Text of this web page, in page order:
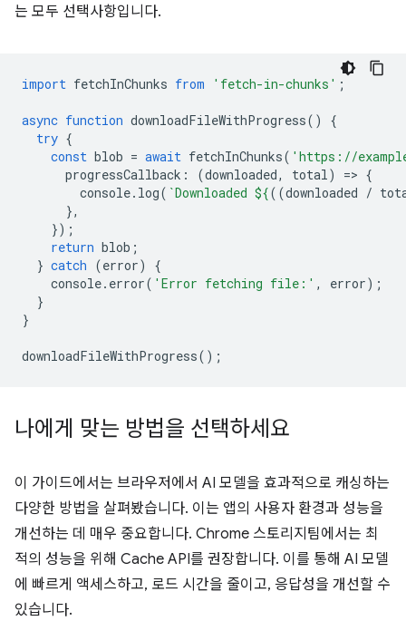
는 모두 선택사항입니다.
import fetchInChunks from 'fetch-in-chunks' ;
async function downloadFileWithProgress()
{
try {
const blob = await fetchInChunks( 'https://
progressCallback : (downloaded, total) => {
console. log( `Downloaded ${((downloaded /
},
});
return blob ;
} catch (error)
{
console. error( 'Error fetching file:' , error);
}
}
downloadFileWithProgress();
나에게 맞는 방법을 선택하세요
이 가이드에서는 브라우저에서 AI 모델을 효과적으로 캐싱하는
다양한 방법을 살펴봤습니다. 이는 앱의 사용자 환경과 성능을
개선하는 데 매우 중요합니다. Chrome 스토리지팀에서는 최
적의 성능을 위해 Cache API를 권장합니다. 이를 통해 AI 모델
에 빠르게 액세스하고, 로드 시간을 줄이고, 응답성을 개선할 수
있습니다.